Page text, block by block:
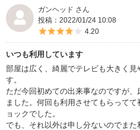
ガンヘッド さん
投稿：2022/01/24 10:08
5つ星のうち4
4.20
いつも利用しています
部屋は広く、綺麗でテレビも大きく
す。
ただ今回初めての出来事なのですが
ました。何回も利用させてもらって
ョックでした。
でも、それ以外は申し分ないのでまた